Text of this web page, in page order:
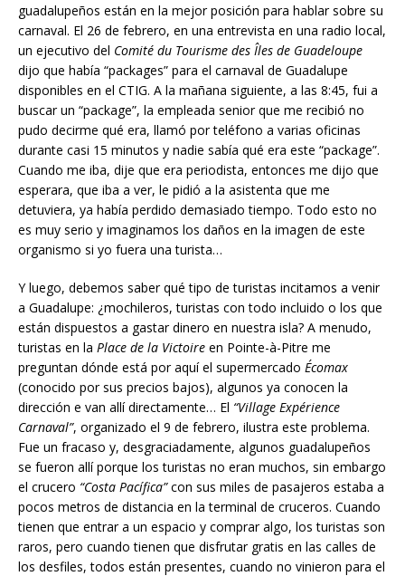
guadalupeños están en la mejor posición para hablar sobre su
carnaval. El 26 de febrero, en una entrevista en una radio local,
un ejecutivo del Comité du Tourisme des Îles de Guadeloupe
dijo que había “packages” para el carnaval de Guadalupe
disponibles en el CTIG. A la mañana siguiente, a las 8:45, fui a
buscar un “package”, la empleada senior que me recibió no
pudo decirme qué era, llamó por teléfono a varias oficinas
durante casi 15 minutos y nadie sabía qué era este “package”.
Cuando me iba, dije que era periodista, entonces me dijo que
esperara, que iba a ver, le pidió a la asistenta que me
detuviera, ya había perdido demasiado tiempo. Todo esto no
es muy serio y imaginamos los daños en la imagen de este
organismo si yo fuera una turista…
Y luego, debemos saber qué tipo de turistas incitamos a venir
a Guadalupe: ¿mochileros, turistas con todo incluido o los que
están dispuestos a gastar dinero en nuestra isla? A menudo,
turistas en la Place de la Victoire en Pointe-à-Pitre me
preguntan dónde está por aquí el supermercado Écomax
(conocido por sus precios bajos), algunos ya conocen la
dirección e van allí directamente… El “Village Expérience
Carnaval”, organizado el 9 de febrero, ilustra este problema.
Fue un fracaso y, desgraciadamente, algunos guadalupeños
se fueron allí porque los turistas no eran muchos, sin embargo
el crucero “Costa Pacífica”con sus miles de pasajeros estaba a
pocos metros de distancia en la terminal de cruceros. Cuando
tienen que entrar a un espacio y comprar algo, los turistas son
raros, pero cuando tienen que disfrutar gratis en las calles de
los desfiles, todos están presentes, cuando no vinieron para el